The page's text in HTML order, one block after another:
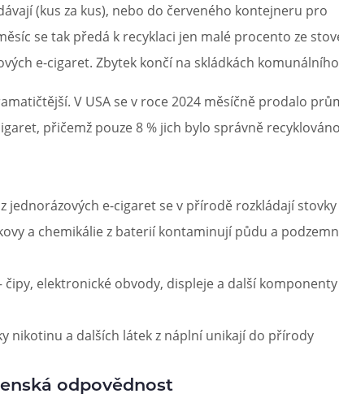
(kus za kus), nebo do červeného kontejneru pro
se tak předá k recyklaci jen malé procento ze
e-cigaret. Zbytek končí na skládkách
V USA se v roce 2024 měsíčně prodalo
přičemž pouze 8 % jich bylo správně
jednorázových e-cigaret se v přírodě rozkládají
a chemikálie z baterií kontaminují půdu a
čipy, elektronické obvody, displeje a další
nikotinu a dalších látek z náplní unikají do přírody
odpovědnost